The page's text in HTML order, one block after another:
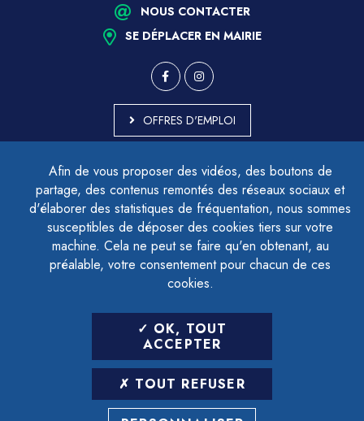
Afin de vous proposer des vidéos, des boutons de
partage, des contenus remontés des réseaux sociaux et
d'élaborer des statistiques de fréquentation, nous sommes
susceptibles de déposer des cookies tiers sur votre
machine. Cela ne peut se faire qu'en obtenant, au
préalable, votre consentement pour chacun de ces
cookies.
OK, TOUT
ACCEPTER
TOUT REFUSER
NOUS CONTACTER
SE DÉPLACER EN MAIRIE
OFFRES D'EMPLOI
ACCESSIBILITÉ - PARTIELLEMENT CONFORME
PLAN DU SITE
MENTIONS LÉGALES
CONTACTER LE DÉLÉGUÉ À LA PROTECTION DES DONNÉES
GESTION DES COOKIES
LETTRE D'INFORMATION
SAISIR VOTRE ADRESSE E-MAIL
POUR VOUS INSCRIRE :
ARCHIVES DÉSINSCRIPTION